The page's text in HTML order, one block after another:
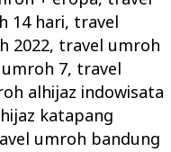
14 hari, travel
2022, travel umroh
7, travel
alhijaz indowisata
katapang
umroh bandung